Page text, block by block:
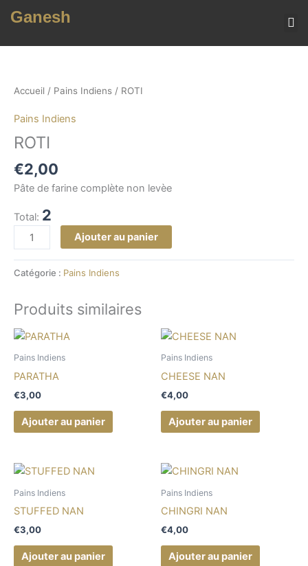
Ganesh
Accueil / Pains Indiens / ROTI
Pains Indiens
ROTI
€2,00
Pâte de farine complète non levèe
Total: 2
ROTI
Ajouter au panier
Catégorie : Pains Indiens
Produits similaires
Pains Indiens
PARATHA
€3,00
Ajouter au panier
Pains Indiens
CHEESE NAN
€4,00
Ajouter au panier
Pains Indiens
STUFFED NAN
€3,00
Ajouter au panier
Pains Indiens
CHINGRI NAN
€4,00
Ajouter au panier